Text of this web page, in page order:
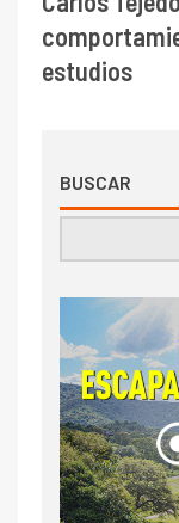
estudios
BUSCAR